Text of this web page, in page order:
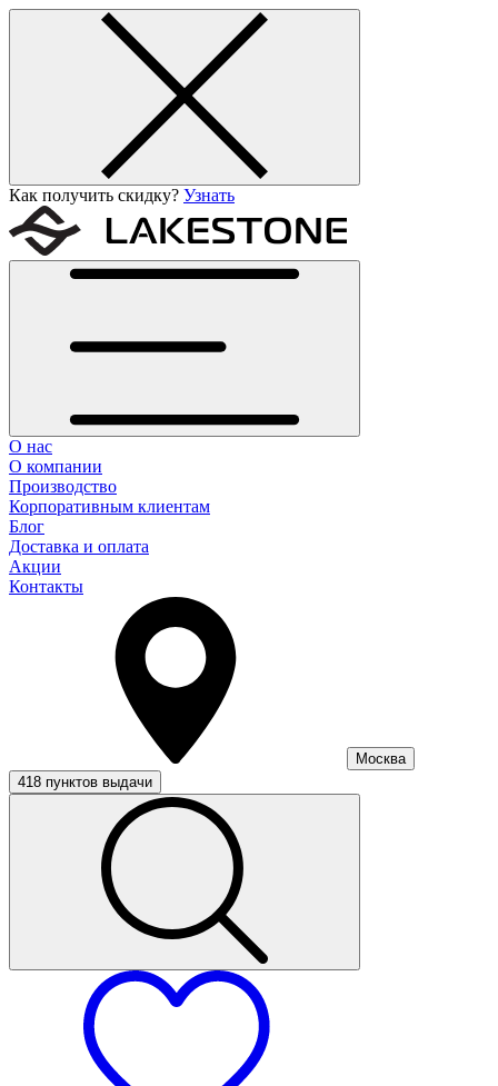
Как получить скидку? Узнать
О нас
О компании
Производство
Корпоративным клиентам
Блог
Доставка и оплата
Акции
Контакты
Москва
418 пунктов выдачи